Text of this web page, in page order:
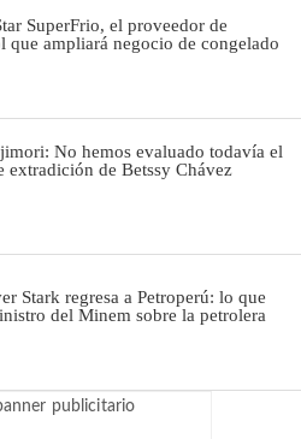
SuperFrio, el proveedor de
que ampliará negocio de congelado
No hemos evaluado todavía el
extradición de Betssy Chávez
Stark regresa a Petroperú: lo que
del Minem sobre la petrolera